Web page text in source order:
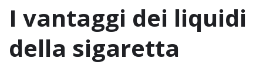
I vantaggi dei liquidi
della sigaretta